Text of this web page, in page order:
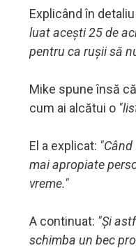
Explicând în
luat acești 25 de
pentru ca rușii să
Mike spune însă
cum ai alcătui o
El a explicat:
mai apropiate
vreme."
A continuat: "Și
schimba un bec